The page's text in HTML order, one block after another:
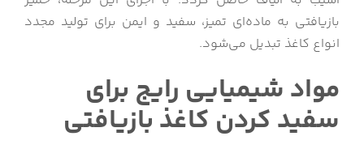
بازیافتی به ماده‌ای تمیز، سفید و ایمن برای تولید مجدد
انواع کاغذ تبدیل می‌شود.
مواد شیمیایی رایج برای
سفید کردن کاغذ بازیافتی